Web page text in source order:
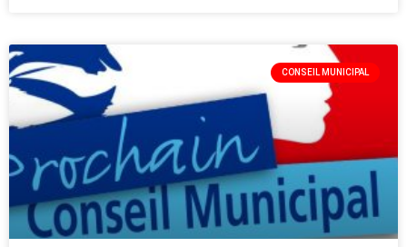
CONSEIL MUNICIPAL